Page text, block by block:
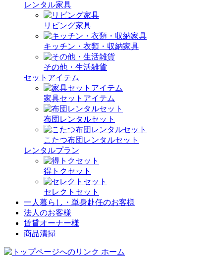
レンタル家具
リビング家具
キッチン・衣類・収納家具
その他・生活雑貨
セットアイテム
家具セットアイテム
布団レンタルセット
こたつ布団レンタルセット
レンタルプラン
得トクセット
セレクトセット
一人暮らし・単身赴任のお客様
法人のお客様
賃貸オーナー様
商品清掃
ホーム